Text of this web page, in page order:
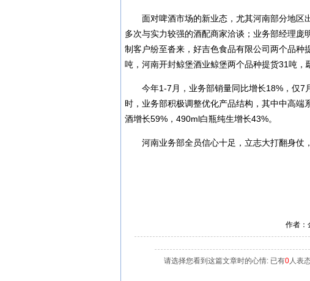
面对啤酒市场的新业态，尤其河南部分地区
多次与实力较强的酒配商家洽谈；业务部经理
制客户纷至沓来，好吉色食品有限公司两个品
吨，河南开封鲸堡酒业鲸堡两个品种提货31吨，
今年1-7月，业务部销量同比增长18%，仅7
时，业务部积极调整优化产品结构，其中中高
酒增长59%，490ml白瓶纯生增长43%。
河南业务部全员信心十足，立志大打翻身仗
作者：
请选择您看到这篇文章时的心情: 已有0人表